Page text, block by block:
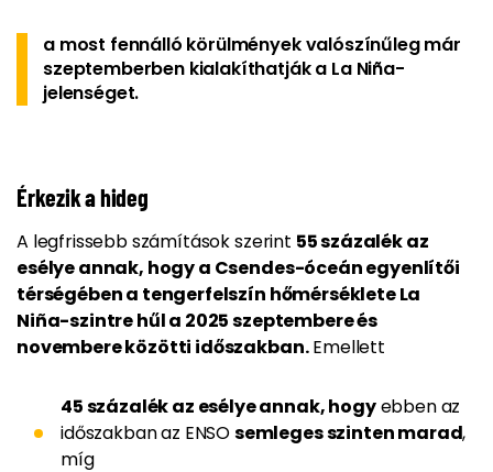
a most fennálló körülmények valószínűleg már
szeptemberben kialakíthatják a La Niña-
jelenséget.
Érkezik a hideg
A legfrissebb számítások szerint 55 százalék az
esélye annak, hogy a Csendes-óceán egyenlítői
térségében a tengerfelszín hőmérséklete La
Niña-szintre hűl a 2025 szeptembere és
novembere közötti időszakban.Emellett
45 százalék az esélye annak, hogyebben az
időszakban az ENSOsemleges szinten marad,
míg